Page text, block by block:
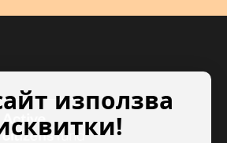
използва